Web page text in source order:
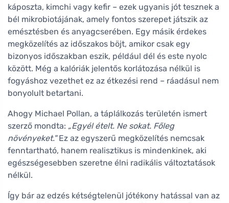
káposzta, kimchi vagy kefir – ezek ugyanis jót tesznek a
bél mikrobiotájának, amely fontos szerepet játszik az
emésztésben és anyagcserében. Egy másik érdekes
megközelítés az időszakos böjt, amikor csak egy
bizonyos időszakban eszik, például dél és este nyolc
között. Még a kalóriák jelentős korlátozása nélkül is
fogyáshoz vezethet ez az étkezési rend – ráadásul nem
bonyolult betartani.
Ahogy Michael Pollan, a táplálkozás területén ismert
szerző mondta: „Egyél ételt. Ne sokat. Főleg
növényeket."Ez az egyszerű megközelítés nemcsak
fenntartható, hanem realisztikus is mindenkinek, aki
egészségesebben szeretne élni radikális változtatások
nélkül.
Így bár az edzés kétségtelenül jótékony hatással van az